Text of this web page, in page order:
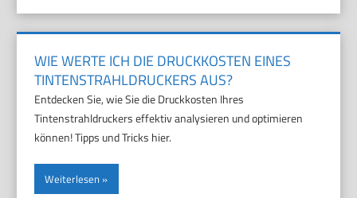
WIE WERTE ICH DIE DRUCKKOSTEN EINES
TINTENSTRAHLDRUCKERS AUS?
Entdecken Sie, wie Sie die Druckkosten Ihres
Tintenstrahldruckers effektiv analysieren und optimieren
können! Tipps und Tricks hier.
Weiterlesen